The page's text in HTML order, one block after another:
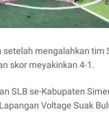
mengalahkan tim
skor meyakinkan 4-1.
SLB se-Kabupaten
Voltage Suak